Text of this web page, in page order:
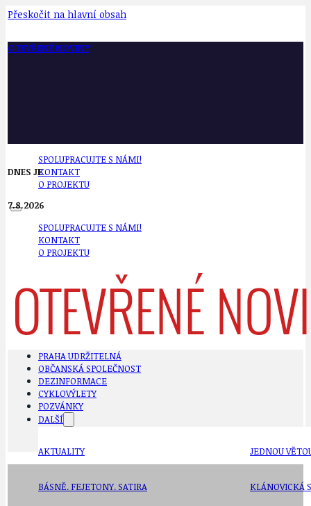
Přeskočit na hlavní obsah
OTEVŘENÉ NOVINY
SPOLUPRACUJTE S NÁMI!
KONTAKT
O PROJEKTU
SPOLUPRACUJTE S NÁMI!
KONTAKT
O PROJEKTU
DNES JE
7.8.2026
PRAHA UDRŽITELNÁ
OBČANSKÁ SPOLEČNOST
DEZINFORMACE
CYKLOVÝLETY
POZVÁNKY
DALŠÍ
AKTUALITY
BÁSNĚ. FEJETONY. SATIRA
JEDNOU
KLÁNOVICKÁ